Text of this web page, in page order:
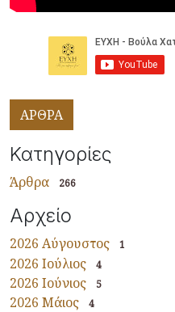
ΑΡΘΡΑ
Κατηγορίες
Άρθρα 266
Αρχείο
2026 Αύγουστος 1
2026 Ιούλιος 4
2026 Ιούνιος 5
2026 Μάιος 4